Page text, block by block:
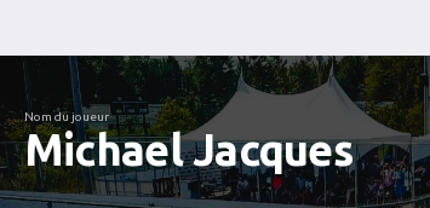
Nom du joueur
Michael Jacques